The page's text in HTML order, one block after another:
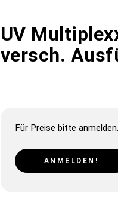
UV
versch.
Für Preise bitte anmelden.
ANMELDEN!